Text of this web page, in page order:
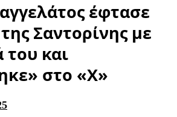
έφτασε
Σαντορίνης με
του και
στο «X»